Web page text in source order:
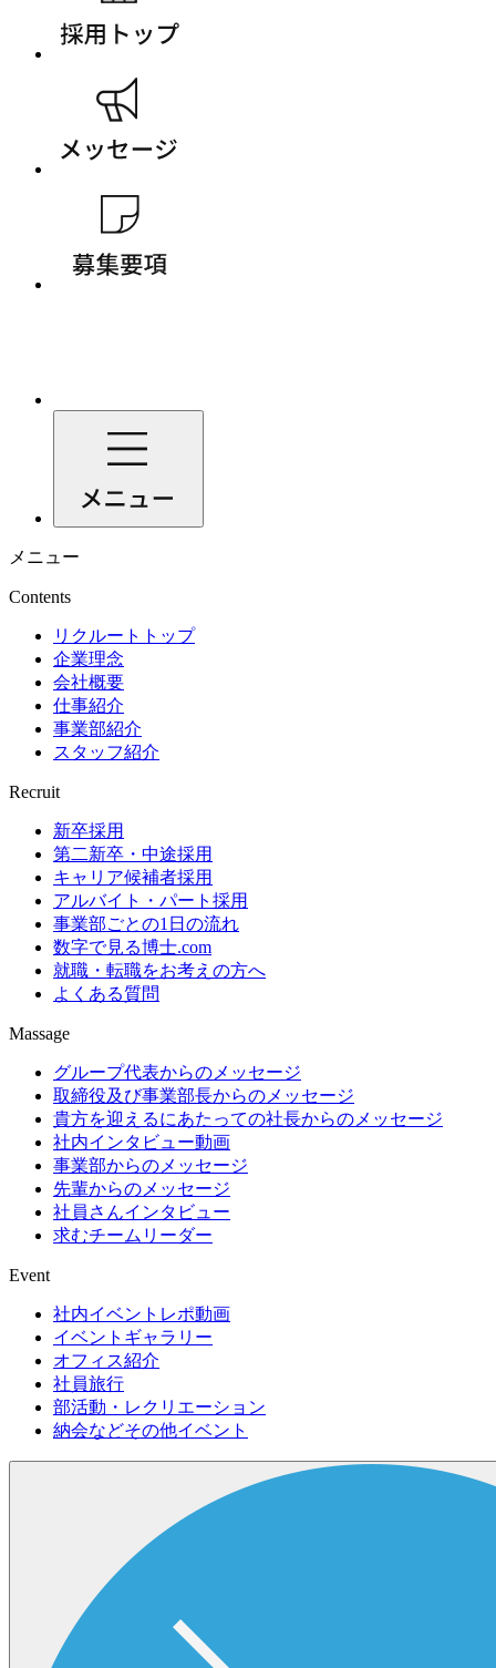
メニュー
Contents
リクルートトップ
企業理念
会社概要
仕事紹介
事業部紹介
スタッフ紹介
Recruit
新卒採用
第二新卒・中途採用
キャリア候補者採用
アルバイト・パート採用
事業部ごとの1日の流れ
数字で見る博士.com
就職・転職をお考えの方へ
よくある質問
Massage
グループ代表からのメッセージ
取締役及び事業部長からのメッセージ
貴方を迎えるにあたっての社長からのメッセージ
社内インタビュー動画
事業部からのメッセージ
先輩からのメッセージ
社員さんインタビュー
求むチームリーダー
Event
社内イベントレポ動画
イベントギャラリー
オフィス紹介
社員旅行
部活動・レクリエーション
納会などその他イベント